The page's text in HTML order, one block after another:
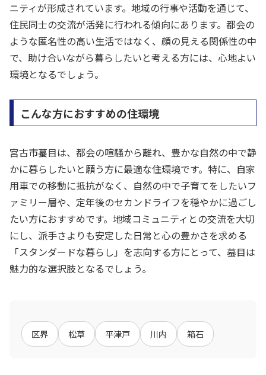
ニティが形成されています。地域の行事や活動を通じて、
住民同士の交流が活発に行われる傾向にあります。都会の
ような匿名性の高い生活ではなく、顔の見える関係性の中
で、助け合いながら暮らしたいと考える方には、心地よい
環境となるでしょう。
こんな方におすすめの住環境
宮古市蟇目は、都会の喧騒から離れ、豊かな自然の中で静
かに暮らしたいと願う方に最適な住環境です。特に、自家
用車での移動に抵抗がなく、自然の中で子育てをしたいフ
ァミリー層や、定年後のセカンドライフを穏やかに過ごし
たい方におすすめです。地域コミュニティとの交流を大切
にし、派手さよりも安定した日常と心の豊かさを求める
「スタンダードな暮らし」を志向する方にとって、蟇目は
魅力的な選択肢となるでしょう。
区界 松草 平津戸 川内 箱石